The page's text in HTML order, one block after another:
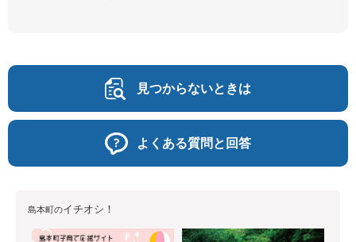
見つからないときは
よくある質問と回答
島本町のイチオシ！